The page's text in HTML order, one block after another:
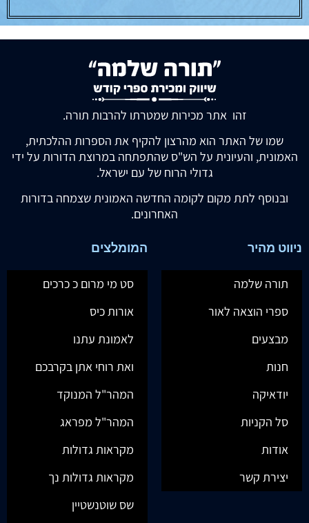
זהו אתר מכירות שמטרתו להרבות תורה.
שמו של האתר הוא מהרצון להקיף את הספרות ההלכתית,
האמונית, והעיונית על הש"ס שהתפתחה במרוצת הדורות על ידי
גדולי הרוח של עם ישראל.
ובנוסף לתת מקום לקומה החדשה האמונית שצמחה בדורות
האחרונים.
ניווט מהיר
תורה שלמה
ספרי הוצאה לאור
מבצעים
חנות
יודאיקה
סל הקניות
אודות
יצירת קשר
המומלצים
סט מי מרום כ כרכים
אורות כיס
לאמונת עתנו
ואת רוחי אתן בקרבכם
המהר"ל המנוקד
המהר"ל מפראג
מקראות גדולות
מקראות גדולות נך
שס שוטנשטיין